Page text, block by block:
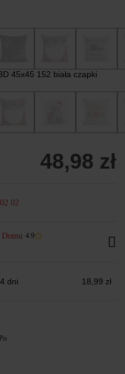
45x45 152 biała czapki
48,98 zł
02
Domu 4.9
4 dni 18,99 zł